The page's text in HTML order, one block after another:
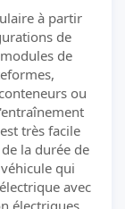
à partir
de
de
ou
très facile
la durée de
qui
avec
électriques